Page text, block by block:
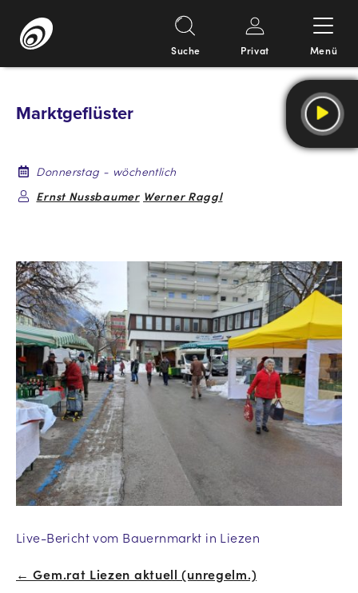
Inhalt
Suche Privat Menü
Marktgeflüster
Donnerstag - wöchentlich
Ernst Nussbaumer Werner Raggl
Live-Bericht vom Bauernmarkt in Liezen
Beitrags-
← Gem.rat Liezen aktuell (unregelm.)